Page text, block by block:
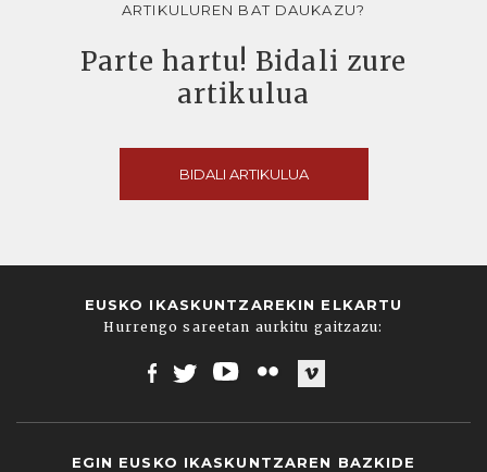
ARTIKULUREN BAT DAUKAZU?
Parte hartu! Bidali zure
artikulua
BIDALI ARTIKULUA
EUSKO IKASKUNTZAREKIN ELKARTU
Hurrengo sareetan aurkitu gaitzazu:
EGIN EUSKO IKASKUNTZAREN BAZKIDE